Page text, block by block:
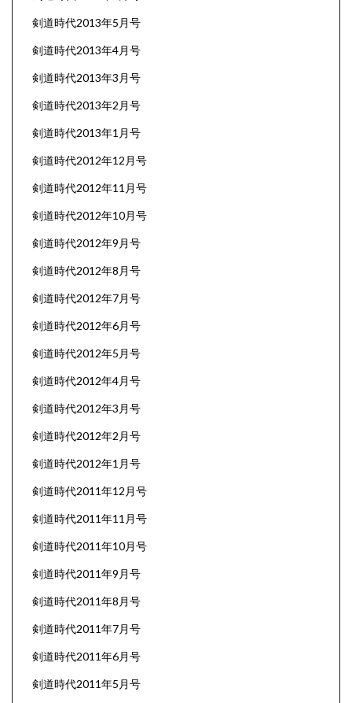
剣道時代2013年5月号
剣道時代2013年4月号
剣道時代2013年3月号
剣道時代2013年2月号
剣道時代2013年1月号
剣道時代2012年12月号
剣道時代2012年11月号
剣道時代2012年10月号
剣道時代2012年9月号
剣道時代2012年8月号
剣道時代2012年7月号
剣道時代2012年6月号
剣道時代2012年5月号
剣道時代2012年4月号
剣道時代2012年3月号
剣道時代2012年2月号
剣道時代2012年1月号
剣道時代2011年12月号
剣道時代2011年11月号
剣道時代2011年10月号
剣道時代2011年9月号
剣道時代2011年8月号
剣道時代2011年7月号
剣道時代2011年6月号
剣道時代2011年5月号